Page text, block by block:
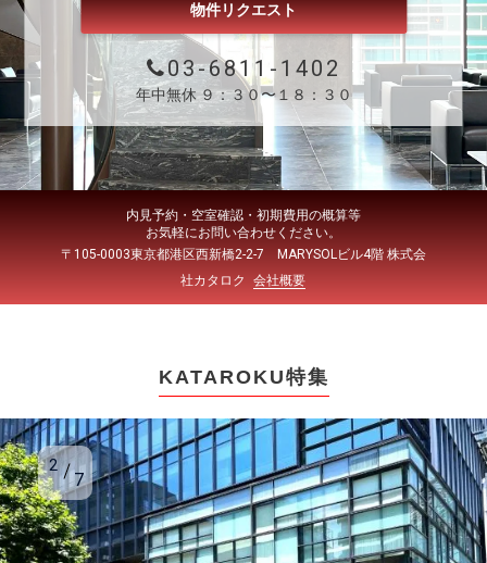
物件リクエスト
03-6811-1402
年中無休 ９：３０〜１８：３０
内見予約・空室確認・初期費用の概算等
お気軽にお問い合わせください。
〒105-0003東京都港区西新橋2-2-7 MARYSOLビル4階 株式会
社カタロク
会社概要
KATAROKU特集
2
7